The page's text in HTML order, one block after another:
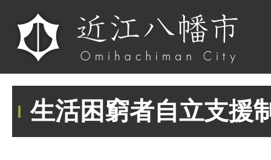
生活困窮者自立支援